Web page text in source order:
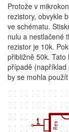
Protože v
rezistory, obvykle
ve schématu.
nulu a nestlačené
rezistor je 10k.
přibližně 50k.
případě (například
by se mohla